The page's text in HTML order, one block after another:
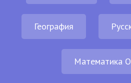
География
Математика